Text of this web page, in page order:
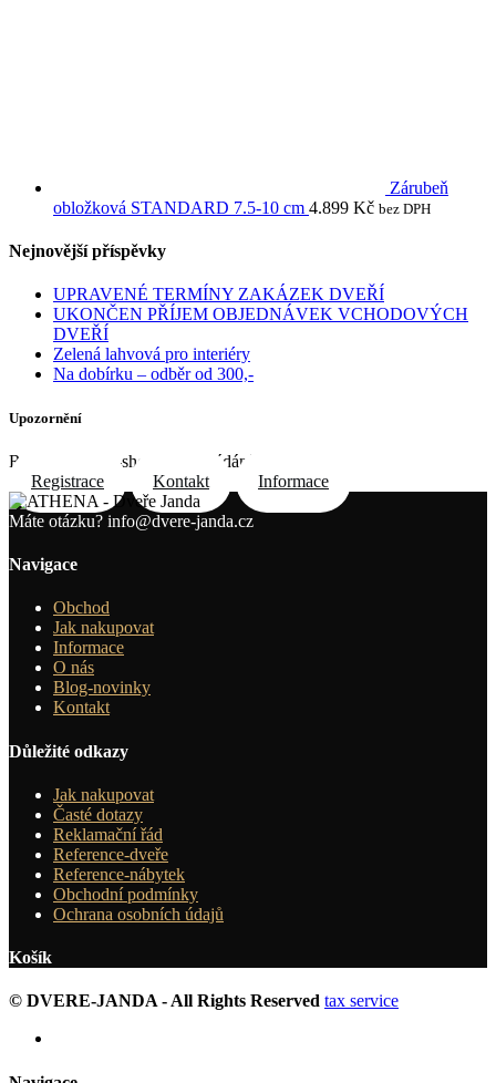
Zárubeň
obložková STANDARD 7.5-10 cm 4.899 Kč bez DPH
Nejnovější příspěvky
UPRAVENÉ TERMÍNY ZAKÁZEK DVEŘÍ
UKONČEN PŘÍJEM OBJEDNÁVEK VCHODOVÝCH
DVEŘÍ
Zelená lahvová pro interiéry
Na dobírku – odběr od 300,-
Upozornění
Registrace do e-shopu na požádání e-mailem
Registrace
Kontakt Informace
Máte otázku? info@dvere-janda.cz
Navigace
Obchod
Jak nakupovat
Informace
O nás
Blog-novinky
Kontakt
Důležité odkazy
Jak nakupovat
Časté dotazy
Reklamační řád
Reference-dveře
Reference-nábytek
Obchodní podmínky
Ochrana osobních údajů
Košík
© DVERE-JANDA - All Rights Reserved tax service